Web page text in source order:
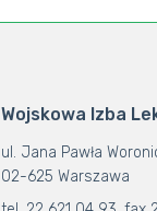
Wojskowa Izba
ul. Jana Pawła
02-625 Warszawa